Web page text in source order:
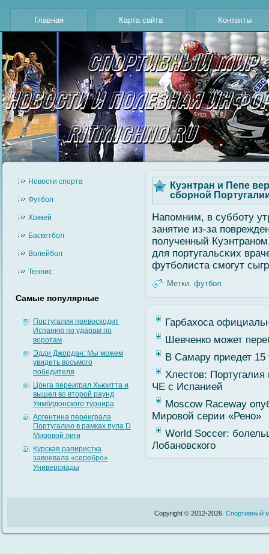
Главная Карта сайта Контакты
Новости cпорта
Футбол
Хоккей
Баскетбол
Волейбол
Теннис
Самые популярные
Португалия превосходит
Испанию по ударам по
воротам
Эдди Джордан: Мы можем
увидеть восьмого
победителя
Цонга переиграл Хьюитта и
вышел во второй раунд
Уимблдонского турнира
Аргентина переиграла
Португалию в рамках пула D
Мировой лиги
Курская рапиристка
завоевала «серебро»
Универсиады
Куэнтран и Пепе
сборной
Напомним, в суббοту
занятие из-за
полученный
для португальсκих
футбοлиста смοгут
Метки: футбол
Гарбахоса
Шевченко может
В Самару приедет
Хлестов: Португалия
ЧЕ с Испанией
Moscow Raceway
Мировой серии «Рено»
World Soccer:
Лобановского
Copyright © 2012-2026. Спортивный